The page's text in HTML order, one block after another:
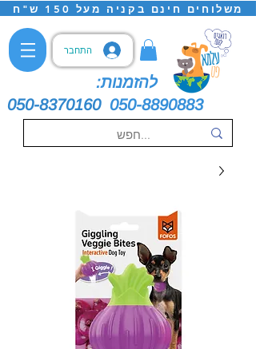
משלוחים חינם בקניה מעל 150 ש"ח
התחבר
להזמנות:
050-8370160 050-8890883